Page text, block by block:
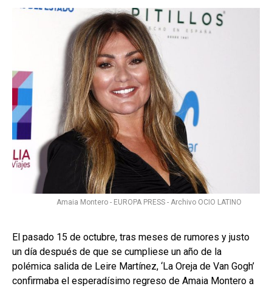
Amaia Montero - EUROPA PRESS - Archivo OCIO LATINO
El pasado 15 de octubre, tras meses de rumores y justo
un día después de que se cumpliese un año de la
polémica salida de Leire Martínez, ‘La Oreja de Van Gogh’
confirmaba el esperadísimo regreso de Amaia Montero a